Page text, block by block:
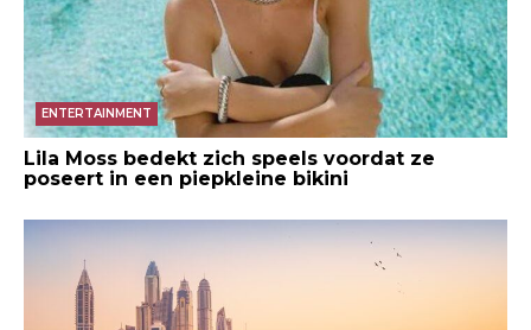
ENTERTAINMENT
Lila Moss bedekt zich speels voordat ze
poseert in een piepkleine bikini